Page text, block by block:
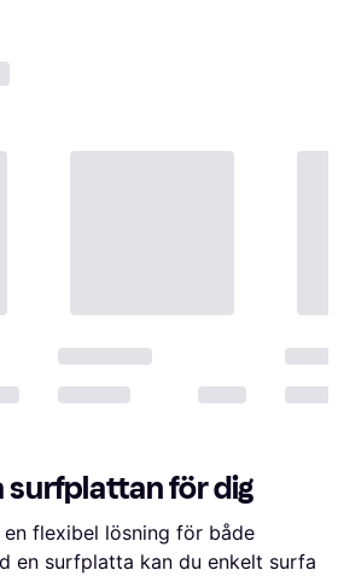
surfplattan för dig
flexibel lösning för både
en surfplatta kan du enkelt surfa